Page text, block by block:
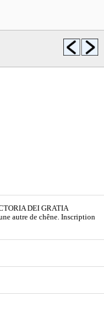
DEI GRATIA
autre de chêne. Inscription